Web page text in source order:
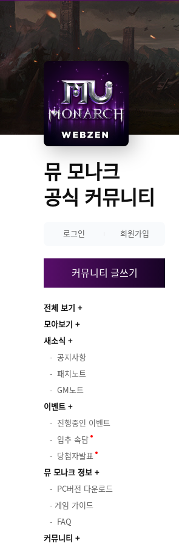
뮤 모나크
공식 커뮤니티
로그인 회원가입
커뮤니티 글쓰기
전체 보기
모아보기
새소식
공지사항
패치노트
GM노트
이벤트
진행중인 이벤트
입추 속담
당첨자발표
뮤 모나크 정보
PC버전 다운로드
게임 가이드
FAQ
커뮤니티